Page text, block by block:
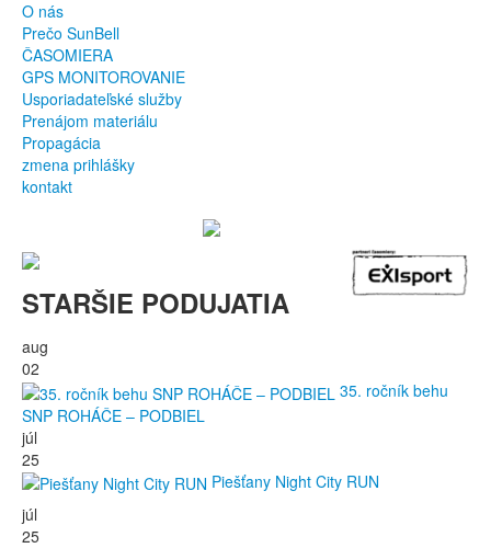
O nás
Prečo SunBell
ČASOMIERA
GPS MONITOROVANIE
Usporiadateľské služby
Prenájom materiálu
Propagácia
zmena prihlášky
kontakt
STARŠIE PODUJATIA
aug
02
35. ročník behu
SNP ROHÁČE – PODBIEL
júl
25
Piešťany Night City RUN
júl
25